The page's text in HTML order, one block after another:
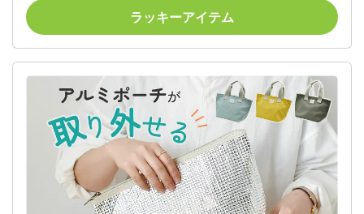
撥水 ポケット かわいい お出かけ 北欧雑貨 ブランド
弁当 お弁当 弁当箱
ラッキーアイテム